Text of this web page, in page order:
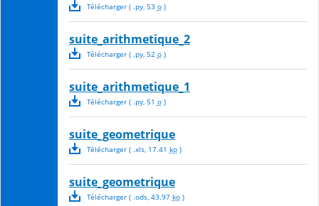
Télécharger( .py, 53 o)
suite_arithmetique_2
Télécharger( .py, 52 o)
suite_arithmetique_1
Télécharger( .py, 51 o)
suite_geometrique
Télécharger( .xls, 17.41 ko)
suite_geometrique
Télécharger( .ods, 43.97 ko)